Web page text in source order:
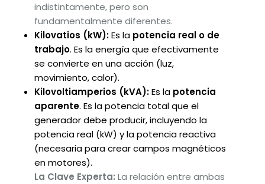
indistintamente, pero son
fundamentalmente diferentes.
Kilovatios (kW):Es la potencia real o de
trabajo. Es la energía que efectivamente
se convierte en una acción (luz,
movimiento, calor).
Kilovoltiamperios (kVA):Es la potencia
aparente. Es la potencia total que el
generador debe producir, incluyendo la
potencia real (kW) y la potencia reactiva
(necesaria para crear campos magnéticos
en motores).
La Clave Experta: La relación entre ambas